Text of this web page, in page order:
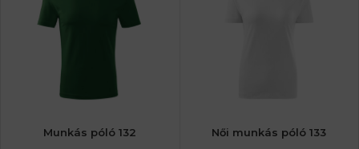
Munkás póló 132 Női munkás póló 133